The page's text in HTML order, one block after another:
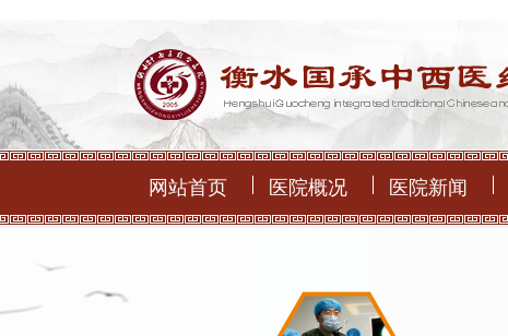
网站首页 医院概况 医院新闻